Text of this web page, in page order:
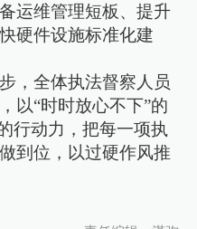
运维管理短板、提升
硬件设施标准化建
，全体执法督察人员
以“时时放心不下”的
行动力，把每一项执
到位，以过硬作风推